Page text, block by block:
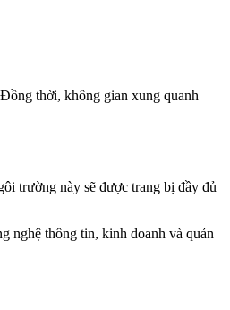
thời, không gian xung quanh
trường này sẽ được trang bị đầy đủ
nghệ thông tin, kinh doanh và quản